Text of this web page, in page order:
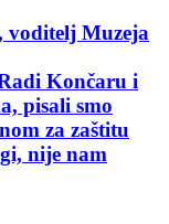
voditelj Muzeja
Končaru i
pisali smo
za zaštitu
nije nam